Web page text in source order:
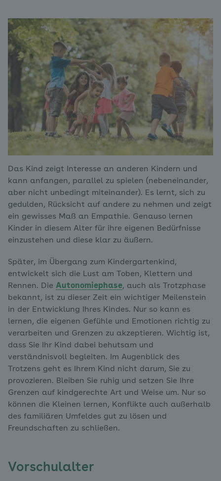
Das Kind zeigt Interesse an anderen Kindern und
kann anfangen, parallel zu spielen (nebeneinander,
aber nicht unbedingt miteinander). Es lernt, sich zu
gedulden, Rücksicht auf andere zu nehmen und zeigt
ein gewisses Maß an Empathie. Genauso lernen
Kinder in diesem Alter für ihre eigenen Bedürfnisse
einzustehen und diese klar zu äußern.
Später, im Übergang zum Kindergartenkind,
entwickelt sich die Lust am Toben, Klettern und
Rennen. Die Autonomiephase, auch als Trotzphase
bekannt, ist zu dieser Zeit ein wichtiger Meilenstein
in der Entwicklung Ihres Kindes. Nur so kann es
lernen, die eigenen Gefühle und Emotionen richtig zu
verarbeiten und Grenzen zu akzeptieren. Wichtig ist,
dass Sie Ihr Kind dabei behutsam und
verständnisvoll begleiten. Im Augenblick des
Trotzens geht es Ihrem Kind nicht darum, Sie zu
provozieren. Bleiben Sie ruhig und setzen Sie Ihre
Grenzen auf kindgerechte Art und Weise um. Nur so
können die Kleinen lernen, Konflikte auch außerhalb
des familiären Umfeldes gut zu lösen und
Freundschaften zu schließen.
Vorschulalter